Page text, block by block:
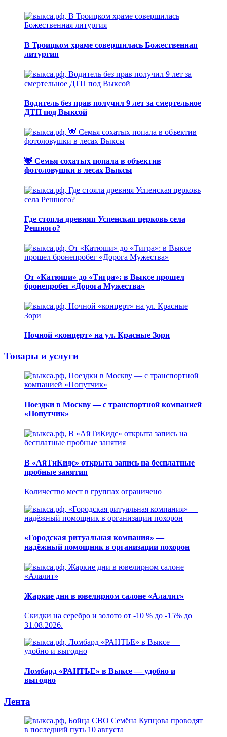
В Троицком храме совершилась Божественная
литургия
Водитель без прав получил 9 лет за смертельное
ДТП под Выксой
🦌 Семья сохатых попала в объектив
фотоловушки в лесах Выксы
Где стояла древняя Успенская церковь села
Решного?
От «Катюши» до «Тигра»: в Выксе прошел
бронепробег «Дорога Мужества»
Ночной «концерт» на ул. Красные Зори
Товары и услуги
Поездки в Москву — с транспортной компанией
«Попутчик»
В «АйТиКидс» открыта запись на бесплатные
пробные занятия
Количество мест в группах ограничено
«Городская ритуальная компания» —
надёжный помощник в организации похорон
Жаркие дни в ювелирном салоне «Алалит»
Скидки на серебро и золото от -10 % до -15% до
31.08.2026.
Ломбард «РАНТЬЕ» в Выксе — удобно и
выгодно
Лента